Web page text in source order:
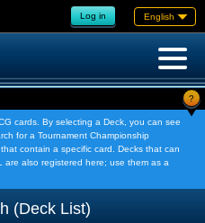
Log in English
?
cards. By selecting a Deck, you can see
for a Tournament Championship
contain a specific card. Decks that can
are also registered here; use them as a
(Deck List)